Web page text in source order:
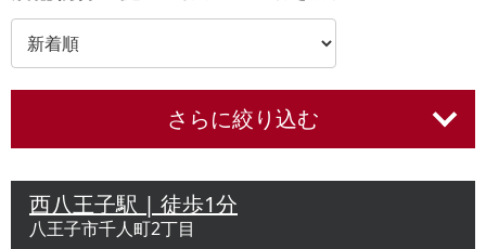
さらに絞り込む
西八王子駅 | 徒歩1分
八王子市千人町2丁目